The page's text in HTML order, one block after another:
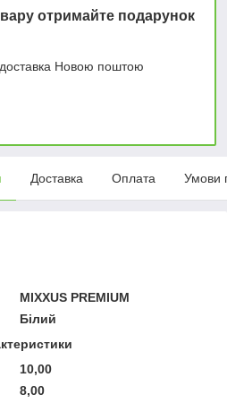
отримайте подарунок
Новою поштою
Доставка Оплата Умови
MIXXUS PREMIUM
Білий
10,00
8,00